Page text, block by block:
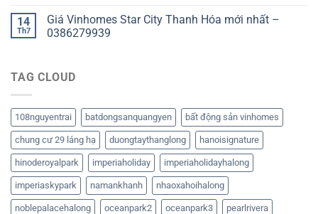
14
Th7
Giá Vinhomes Star City Thanh Hóa mới nhất –
0386279939
TAG CLOUD
108nguyentrai batdongsanquangyen bất động sản vinhomes
chung cư 29 láng hạ duongtaythanglong hanoisignature
hinoderoyalpark imperiaholiday imperiaholidayhalong
imperiaskypark namankhanh nhaoxahoihalong
noblepalacehalong oceanpark2 oceanpark3 pearlrivera